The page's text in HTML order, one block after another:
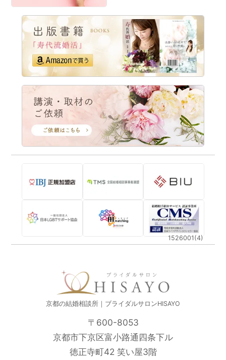
1526001(4)
京都の結婚相談所｜ブライダルサロンHISAYO
〒600-8053
京都市下京区富小路通四条下ル
徳正寺町42 笑い屋3階